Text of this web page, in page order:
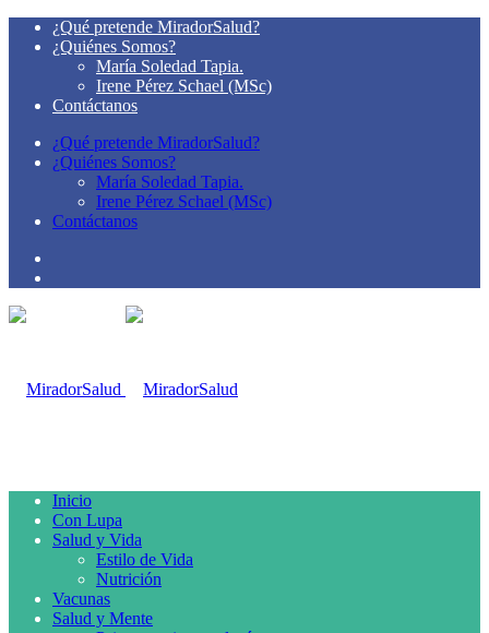
¿Qué pretende MiradorSalud?
¿Quiénes Somos?
María Soledad Tapia.
Irene Pérez Schael (MSc)
Contáctanos
¿Qué pretende MiradorSalud?
¿Quiénes Somos?
María Soledad Tapia.
Irene Pérez Schael (MSc)
Contáctanos
Inicio
Con Lupa
Salud y Vida
Estilo de Vida
Nutrición
Vacunas
Salud y Mente